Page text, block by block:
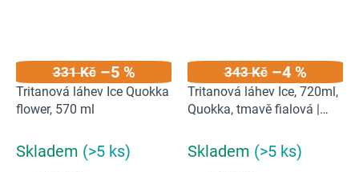
331 Kč –5 %
Tritanová láhev Ice Quokka
flower, 570 ml
Skladem (>5 ks)
343 Kč –4 %
Tritanová láhev Ice, 720ml,
Quokka, tmavě fialová |
Skladem (>5 ks)